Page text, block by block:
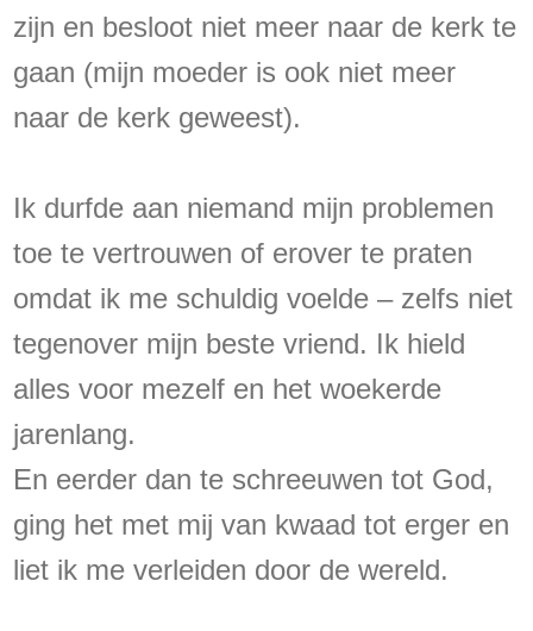
zijn en besloot niet meer naar de kerk te
gaan (mijn moeder is ook niet meer
naar de kerk geweest).
Ik durfde aan niemand mijn problemen
toe te vertrouwen of erover te praten
omdat ik me schuldig voelde – zelfs niet
tegenover mijn beste vriend. Ik hield
alles voor mezelf en het woekerde
jarenlang.
En eerder dan te schreeuwen tot God,
ging het met mij van kwaad tot erger en
liet ik me verleiden door de wereld.